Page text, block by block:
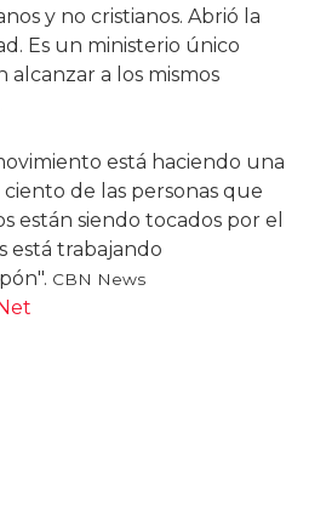
y no cristianos. Abrió la
Es un ministerio único
alcanzar a los mismos
está haciendo una
de las personas que
están siendo tocados por el
está trabajando
CBN News